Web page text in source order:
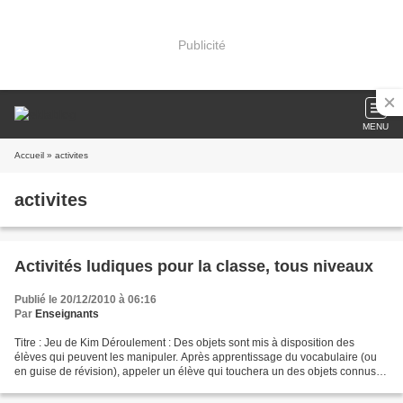
Publicité
MENU
Accueil » activites
activites
Activités ludiques pour la classe, tous niveaux
Publié le 20/12/2010 à 06:16
Par Enseignants
Titre : Jeu de Kim Déroulement : Des objets sont mis à disposition des
élèves qui peuvent les manipuler. Après apprentissage du vocabulaire (ou
en guise de révision), appeler un élève qui touchera un des objets connus